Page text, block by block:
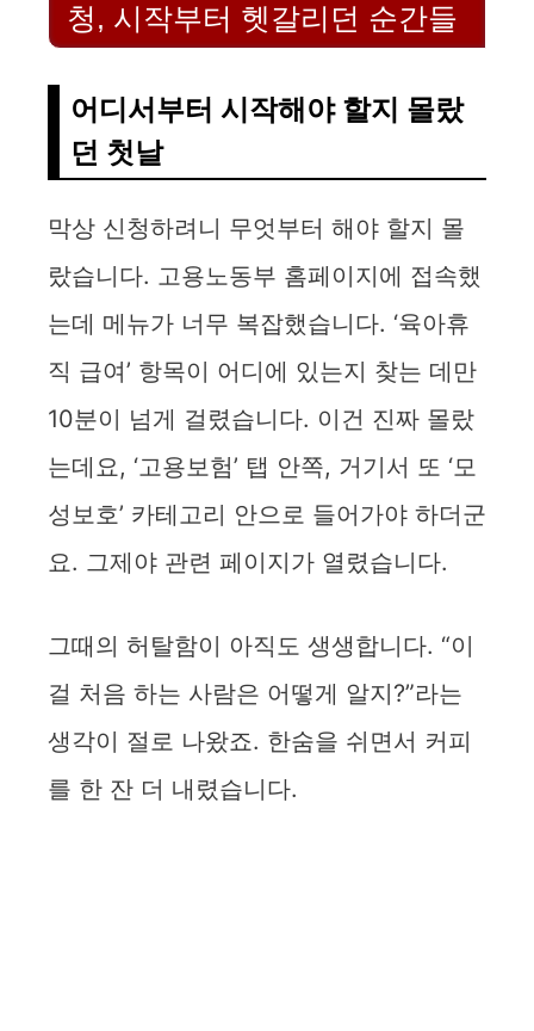
i
d
e
o
청, 시작부터 헷갈리던 순간들
어디서부터 시작해야 할지 몰랐
던 첫날
막상 신청하려니 무엇부터 해야 할지 몰
랐습니다. 고용노동부 홈페이지에 접속했
는데 메뉴가 너무 복잡했습니다. ‘육아휴
직 급여’ 항목이 어디에 있는지 찾는 데만
10분이 넘게 걸렸습니다. 이건 진짜 몰랐
는데요, ‘고용보험’ 탭 안쪽, 거기서 또 ‘모
성보호’ 카테고리 안으로 들어가야 하더군
요. 그제야 관련 페이지가 열렸습니다.
그때의 허탈함이 아직도 생생합니다. “이
걸 처음 하는 사람은 어떻게 알지?”라는
생각이 절로 나왔죠. 한숨을 쉬면서 커피
를 한 잔 더 내렸습니다.